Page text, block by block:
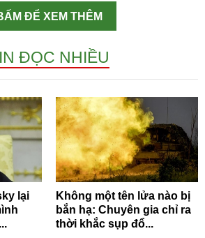
ĐỂ XEM THÊM
ĐỌC NHIỀU
lại
Không một tên lửa nào bị
bắn hạ: Chuyên gia chỉ ra
thời khắc sụp đổ...